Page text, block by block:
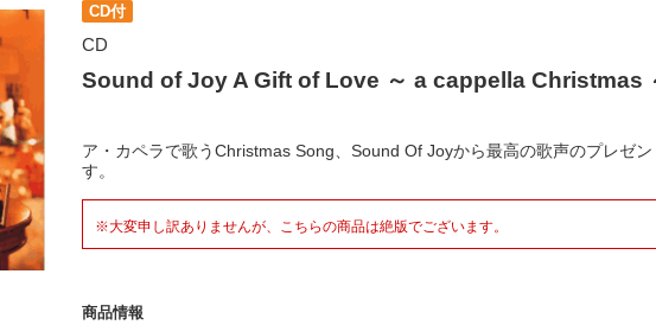
CD付
CD
Sound of Joy A Gift of Love ～ a cappella Christmas
ア・カペラで歌うChristmas Song、Sound Of Joyから最高の歌声のプレゼン
す。
※大変申し訳ありませんが、こちらの商品は絶版でございます。
商品情報